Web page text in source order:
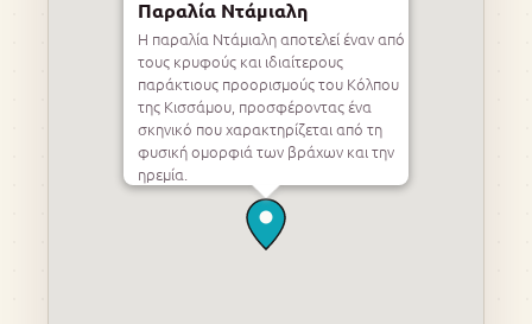
Παραλία Ντάμιαλη
Η παραλία Ντάμιαλη αποτελεί έναν από
τους κρυφούς και ιδιαίτερους
παράκτιους προορισμούς του Κόλπου
της Κισσάμου, προσφέροντας ένα
σκηνικό που χαρακτηρίζεται από τη
φυσική ομορφιά των βράχων και την
ηρεμία.